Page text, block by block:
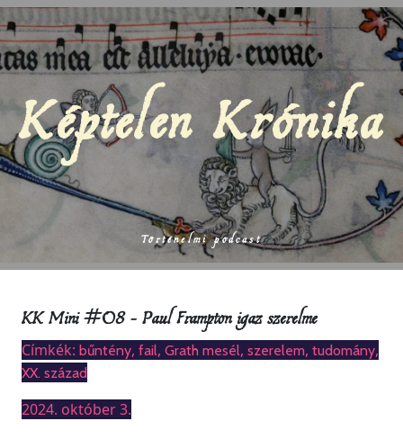
Képtelen Krónika
Történelmi podcast
KK Mini #08 – Paul Frampton igaz szerelme
Címkék: bűntény, fail, Grath mesél, szerelem, tudomány,
XX. század
2024. október 3.